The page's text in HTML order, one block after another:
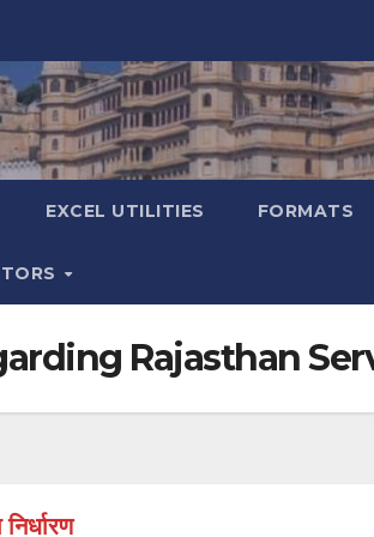
EXCEL UTILITIES FORMATS
Rajasthan